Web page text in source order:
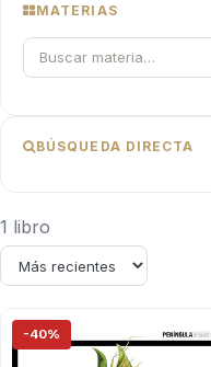
MATERIAS
BÚSQUEDA DIRECTA
1 libro
-40%